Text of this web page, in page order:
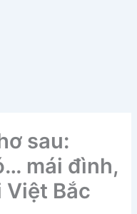
sau:
mái đình,
Việt Bắc